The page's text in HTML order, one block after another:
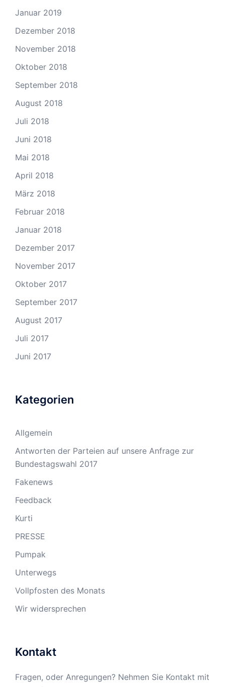
Januar 2019
Dezember 2018
November 2018
Oktober 2018
September 2018
August 2018
Juli 2018
Juni 2018
Mai 2018
April 2018
März 2018
Februar 2018
Januar 2018
Dezember 2017
November 2017
Oktober 2017
September 2017
August 2017
Juli 2017
Juni 2017
Kategorien
Allgemein
Antworten der Parteien auf unsere Anfrage zur
Bundestagswahl 2017
Fakenews
Feedback
Kurti
PRESSE
Pumpak
Unterwegs
Vollpfosten des Monats
Wir widersprechen
Kontakt
Fragen, oder Anregungen? Nehmen Sie Kontakt mit